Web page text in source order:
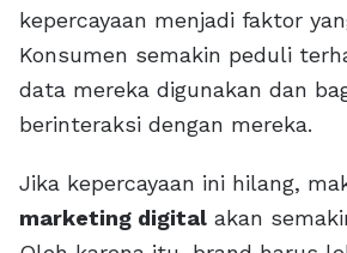
kepercayaan menjadi faktor
Konsumen semakin peduli
data mereka digunakan dan
berinteraksi dengan mereka.
Jika kepercayaan ini hilang,
marketing digital akan